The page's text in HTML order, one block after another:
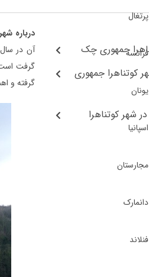
جمهوری چک
کوتناهرا جمهوری
شهر کوتناهرا
درباره
گرفته و